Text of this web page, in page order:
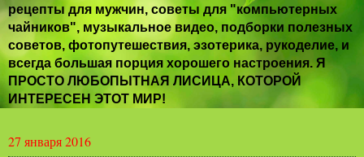
рецепты для мужчин, советы для "компьютерных
чайников", музыкальное видео, подборки полезных
советов, фотопутешествия, эзотерика, рукоделие, и
всегда большая порция хорошего настроения. Я
ПРОСТО ЛЮБОПЫТНАЯ ЛИСИЦА, КОТОРОЙ
ИНТЕРЕСЕН ЭТОТ МИР!
27 января 2016